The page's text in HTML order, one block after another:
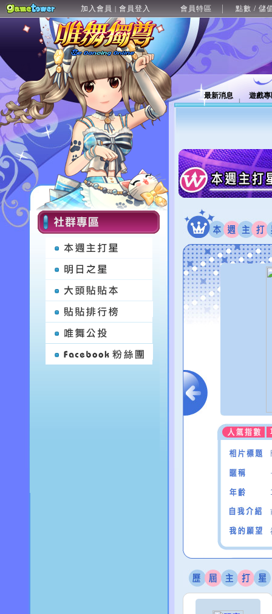
加入會員 | 會員登入 會員特區 點數 / 儲
最新消息 遊戲